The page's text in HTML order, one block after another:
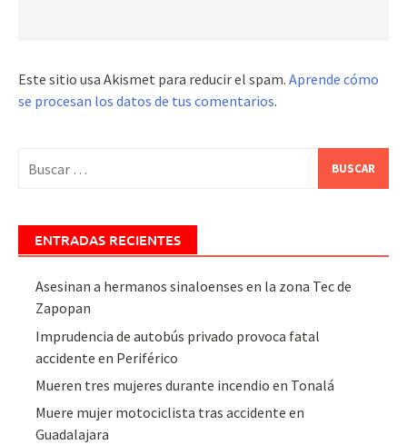
Este sitio usa Akismet para reducir el spam. Aprende cómo
se procesan los datos de tus comentarios.
ENTRADAS RECIENTES
Asesinan a hermanos sinaloenses en la zona Tec de
Zapopan
Imprudencia de autobús privado provoca fatal
accidente en Periférico
Mueren tres mujeres durante incendio en Tonalá
Muere mujer motociclista tras accidente en
Guadalajara